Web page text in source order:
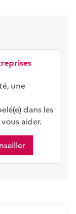
une
dans les
aider.